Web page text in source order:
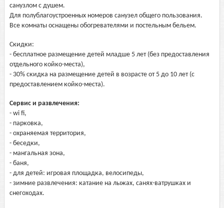
санузлом с душем.
Для полублагоустроенных номеров санузел общего пользования.
Все комнаты оснащены обогревателями и постельным бельем.
Скидки:
- бесплатное размещение детей младше 5 лет (без предоставления
отдельного койко-места),
- 30% скидка на размещение детей в возрасте от 5 до 10 лет (с
предоставлением койко-места).
Сервис и развлечения:
- wi fi,
- парковка,
- охраняемая территория,
- беседки,
- мангальная зона,
- баня,
- для детей: игровая площадка, велосипеды,
- зимние развлечения: катание на лыжах, санях-ватрушках и
снегоходах.